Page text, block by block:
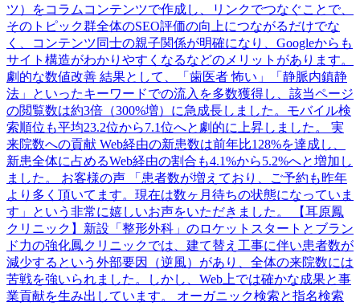
ツ）をコラムコンテンツで作成し、リンクでつなぐことで、
そのトピック群全体のSEO評価の向上につながるだけでな
く、コンテンツ同士の親子関係が明確になり、Googleからも
サイト構造がわかりやすくなるなどのメリットがあります。
劇的な数値改善 結果として、「歯医者 怖い」「静脈内鎮静
法」といったキーワードでの流入を多数獲得し、該当ページ
の閲覧数は約3倍（300%増）に急成長しました。モバイル検
索順位も平均23.2位から7.1位へと劇的に上昇しました。 実
来院数への貢献 Web経由の新患数は前年比128%を達成し、
新患全体に占めるWeb経由の割合も4.1%から5.2%へと増加し
ました。 お客様の声 「患者数が増えており、ご予約も昨年
より多く頂いてます。現在は数ヶ月待ちの状態になっていま
す」という非常に嬉しいお声をいただきました。 【耳原鳳
クリニック】新設「整形外科」のロケットスタートとブラン
ド力の強化鳳クリニックでは、建て替え工事に伴い患者数が
減少するという外部要因（逆風）があり、全体の来院数には
苦戦を強いられました。しかし、Web上では確かな成果と事
業貢献を生み出しています。 オーガニック検索と指名検索